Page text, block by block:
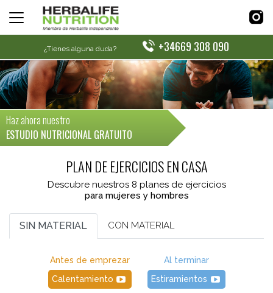
¿Tienes alguna duda? +34669 308 090
Haz ahora nuestro
ESTUDIO NUTRICIONAL GRATUITO
PLAN DE EJERCICIOS EN CASA
Descubre nuestros 8 planes de ejercicios
para mujeres y hombres
SIN MATERIAL CON MATERIAL
Antes de emprezar
Calentamiento
Al terminar
Estiramientos